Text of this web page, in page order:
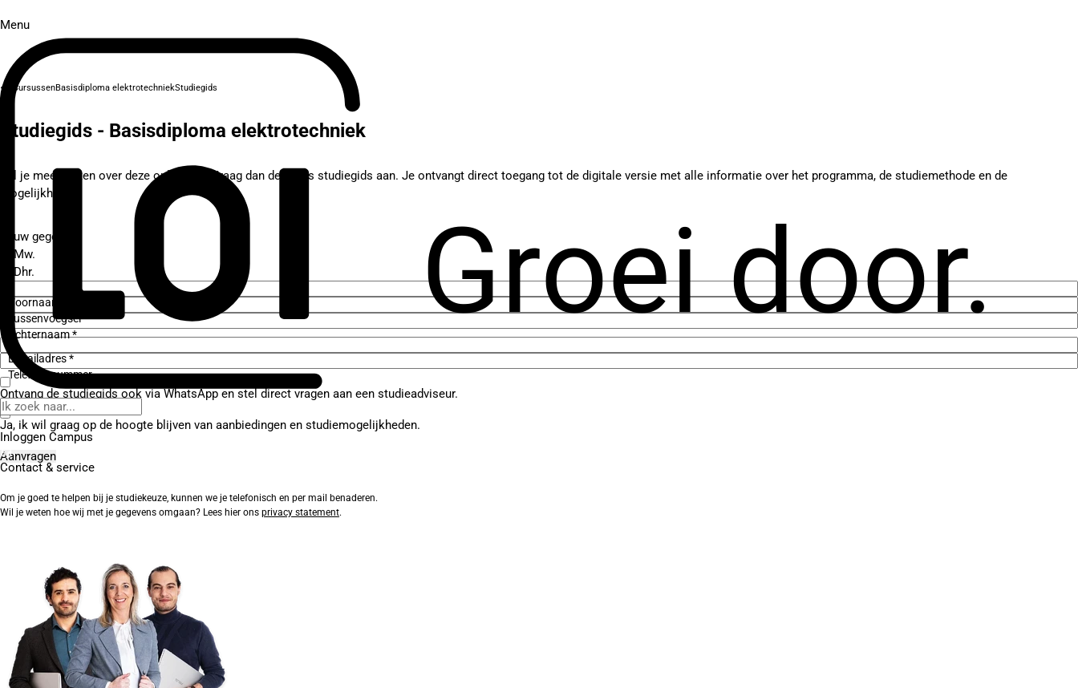
Menu
Groei door.
Inloggen Campus
Contact & service
CursussenBasisdiploma elektrotechniekStudiegids
Studiegids - Basisdiploma elektrotechniek
Wil je meer weten over deze opleiding? Vraag dan de gratis studiegids aan. Je ontvangt direct toegang tot de digitale versie met alle informatie over het programma, de studiemethode en de
mogelijkheden.
Jouw gegevens
Mw.
Dhr.
Voornaam *
Tussenvoegsel
Achternaam *
E-mailadres *
Telefoonnummer
Ontvang de studiegids ook via WhatsApp en stel direct vragen aan een studieadviseur.
Ja, ik wil graag op de hoogte blijven van aanbiedingen en studiemogelijkheden.
Om je goed te helpen bij je studiekeuze, kunnen we je telefonisch en per mail benaderen.
Wil je weten hoe wij met je gegevens omgaan? Lees hier ons privacy statement.